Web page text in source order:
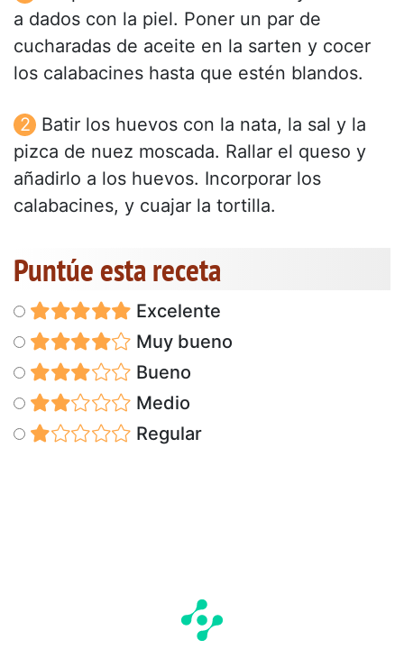
a dados con la piel. Poner un par de
cucharadas de aceite en la sarten y cocer
los calabacines hasta que estén blandos.
Batir los huevos con la nata, la sal y la
pizca de nuez moscada. Rallar el queso y
añadirlo a los huevos. Incorporar los
calabacines, y cuajar la tortilla.
Puntúe esta receta
Excelente
Muy bueno
Bueno
Medio
Regular